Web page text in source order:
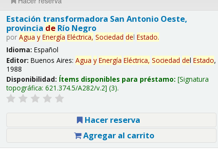
Estación transformadora San Antonio Oeste,
provincia deRío Negro
por Agua y Energía Eléctrica, Sociedad del Estado.
Idioma: Español
Editor: Buenos Aires: Agua y Energía Eléctrica, Sociedad del Estado,
1988
Disponibilidad: Ítems disponibles para préstamo: Signatura
topográfica: 621.374.5/A282/v.2 (3).
Hacer reserva
Agregar al carrito